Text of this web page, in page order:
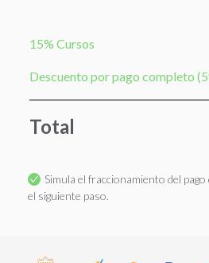
15% Cursos
Descuento por pago completo
Total
Simula el fraccionamiento del
el siguiente paso.